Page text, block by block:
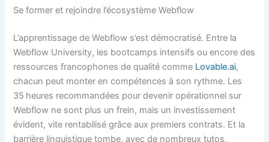
Se former et rejoindre l’écosystème Webflow
L’apprentissage de Webflow s’est démocratisé. Entre la
Webflow University, les bootcamps intensifs ou encore des
ressources francophones de qualité comme Lovable.ai,
chacun peut monter en compétences à son rythme. Les
35 heures recommandées pour devenir opérationnel sur
Webflow ne sont plus un frein, mais un investissement
évident, vite rentabilisé grâce aux premiers contrats. Et la
barrière linguistique tombe, avec de nombreux tutos,